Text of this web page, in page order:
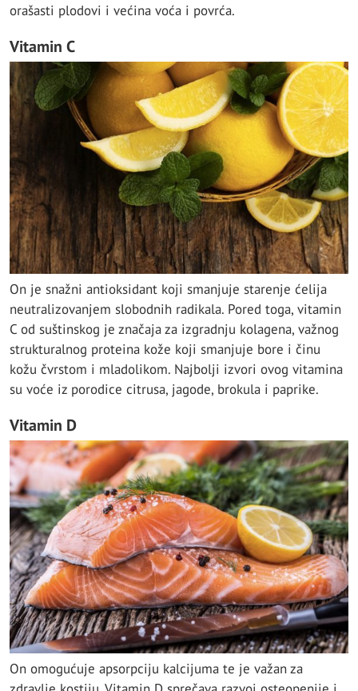
orašasti plodovi i većina voća i povrća.
Vitamin C
On je snažni antioksidant koji smanjuje starenje ćelija
neutralizovanjem slobodnih radikala. Pored toga, vitamin
C od suštinskog je značaja za izgradnju kolagena, važnog
strukturalnog proteina kože koji smanjuje bore i činu
kožu čvrstom i mladolikom. Najbolji izvori ovog vitamina
su voće iz porodice citrusa, jagode, brokula i paprike.
Vitamin D
On omogućuje apsorpciju kalcijuma te je važan za